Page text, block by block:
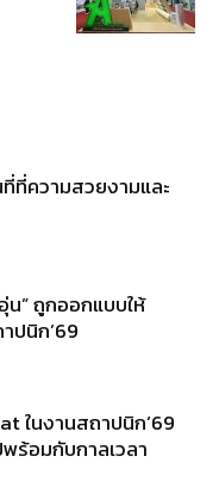
ที่ความสวยงามและ
น” ถูกออกแบบให้
ปนิก’69
ในงานสถาปนิก’69
ร้อมกับกาลเวลา